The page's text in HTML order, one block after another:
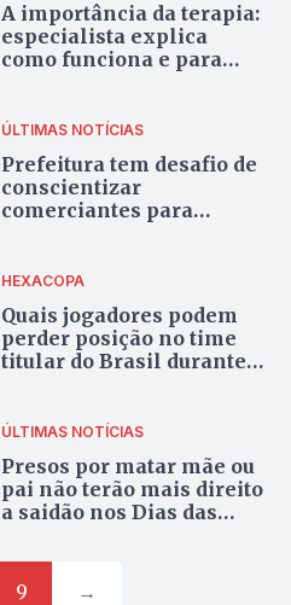
A importância da terapia:
especialista explica
como funciona e para
ÚLTIMAS NOTÍCIAS
Prefeitura tem desafio de
conscientizar
comerciantes para
HEXACOPA
Quais jogadores podem
perder posição no time
titular do Brasil durante a
ÚLTIMAS NOTÍCIAS
Presos por matar mãe ou
pai não terão mais direito
a saidão nos Dias das
9 →